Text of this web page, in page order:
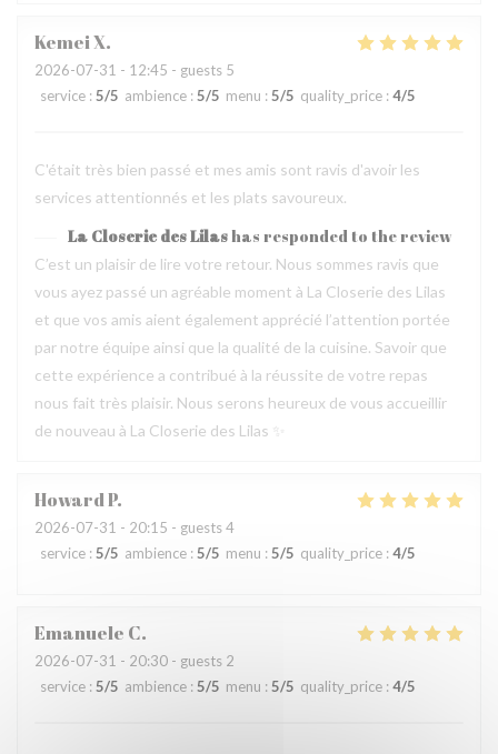
KemeiX
2026-07-31 - 12:45 - guests 5
service : 5/5 ambience : 5/5 menu : 5/5 quality_price : 4/5
C'était très bien passé et mes amis sont ravis d'avoir les
services attentionnés et les plats savoureux.
La Closerie des Lilashas responded to the review
C’est un plaisir de lire votre retour. Nous sommes ravis que
vous ayez passé un agréable moment à La Closerie des Lilas
et que vos amis aient également apprécié l’attention portée
par notre équipe ainsi que la qualité de la cuisine. Savoir que
cette expérience a contribué à la réussite de votre repas
nous fait très plaisir. Nous serons heureux de vous accueillir
de nouveau à La Closerie des Lilas ✨
HowardP
2026-07-31 - 20:15 - guests 4
service :5/5 ambience : 5/5 menu : 5/5 quality_price : 4/5
Emanuele C
2026-07-31 - 20:30 - guests 2
service : 5/5 ambience : 5/5 menu : 5/5 quality_price : 4/5